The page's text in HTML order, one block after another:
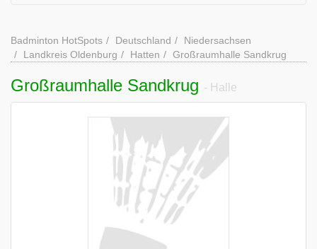
Badminton HotSpots Deutschland
Niedersachsen
Landkreis Oldenburg
Hatten Großraumhalle Sandkrug
Großraumhalle Sandkrug - Halle